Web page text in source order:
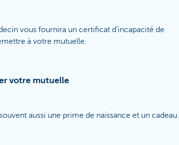
vous fournira un certificat d’incapacité de
à votre mutuelle.
votre mutuelle
aussi une prime de naissance et un cadeau.